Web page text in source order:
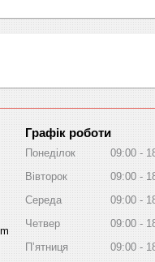
Графік роботи
Понеділок 09:00
Вівторок
09:00
Середа
09:00
Четвер
09:00
Пʼятниця
09:00